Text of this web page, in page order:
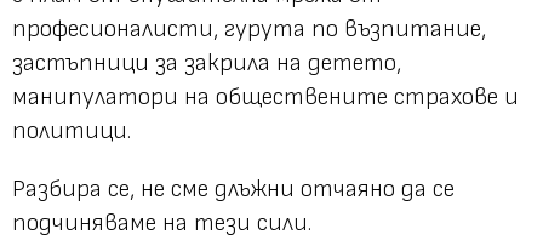
професионалисти, гурута по възпитание,
застъпници за закрила на детето,
манипулатори на обществените страхове и
политици.
Разбира се, не сме длъжни отчаяно да се
подчиняваме на тези сили.